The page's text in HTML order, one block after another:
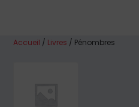
Accueil / Livres / Pénombres